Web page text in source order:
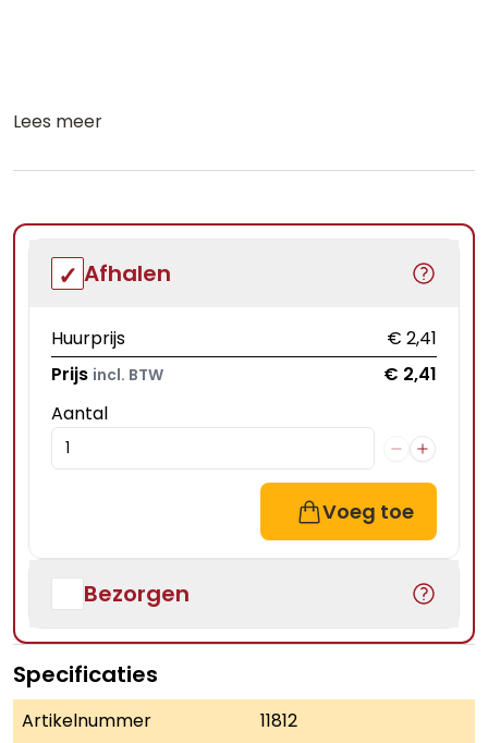
Lees meer
Afhalen
Huurprijs
€ 2,41
Prijs incl. BTW
€ 2,41
Aantal
Voeg toe
Bezorgen
Specificaties
Artikelnummer
11812